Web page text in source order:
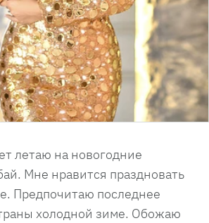
летаю на новогодние
Мне нравится праздновать
Предпочитаю последнее
холодной зиме. Обожаю